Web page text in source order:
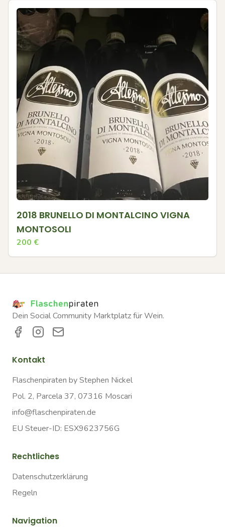
2018 BRUNELLO DI MONTALCINO VIGNA
MONTOSOLI
200 €
Dein Social Community Marktplatz für Wein.
Kontakt
Flaschenpiraten by Stephen Nickel
Pol. 2, Parcela 37, 07316 Moscari
info@flaschenpiraten.de
EU Steuer-ID: ESX9623756G
Rechtliches
Datenschutzerklärung
Regeln
Navigation